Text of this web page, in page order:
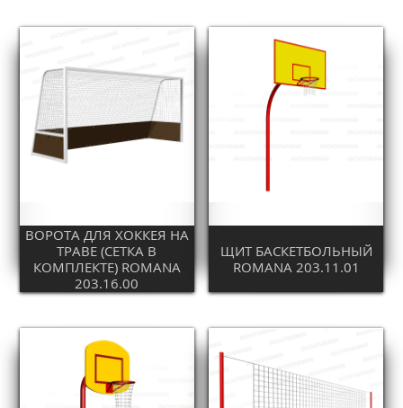
ВОРОТА ДЛЯ ХОККЕЯ НА
ТРАВЕ (СЕТКА В
КОМПЛЕКТЕ) ROMANA
203.16.00
ЩИТ БАСКЕТБОЛЬНЫЙ
ROMANA 203.11.01